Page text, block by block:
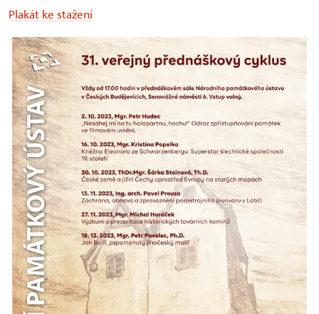
Plakát ke stažení